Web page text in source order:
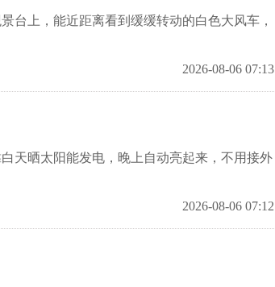
上，能近距离看到缓缓转动的白色大风车，
2026-08-06 07:13
晒太阳能发电，晚上自动亮起来，不用接外
2026-08-06 07:12